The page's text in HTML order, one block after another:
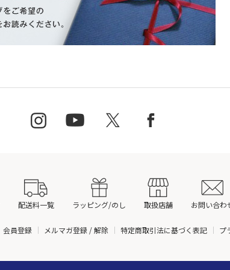
配送料一覧 ラッピング/のし 取扱店舗 お問い合わ
会員登録 メルマガ登録 / 解除 特定商取引法に基づく表記 プ